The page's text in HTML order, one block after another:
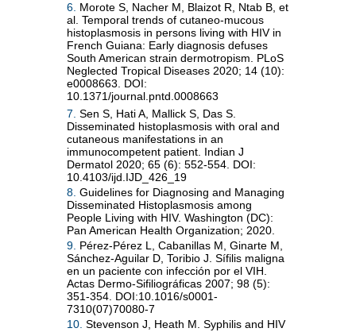
6. Morote S, Nacher M, Blaizot R, Ntab B, et
al. Temporal trends of cutaneo-mucous
histoplasmosis in persons living with HIV in
French Guiana: Early diagnosis defuses
South American strain dermotropism. PLoS
Neglected Tropical Diseases 2020; 14 (10):
e0008663. DOI:
10.1371/journal.pntd.0008663
7. Sen S, Hati A, Mallick S, Das S.
Disseminated histoplasmosis with oral and
cutaneous manifestations in an
immunocompetent patient. Indian J
Dermatol 2020; 65 (6): 552-554. DOI:
10.4103/ijd.IJD_426_19
8. Guidelines for Diagnosing and Managing
Disseminated Histoplasmosis among
People Living with HIV. Washington (DC):
Pan American Health Organization; 2020.
9. Pérez-Pérez L, Cabanillas M, Ginarte M,
Sánchez-Aguilar D, Toribio J. Sífilis maligna
en un paciente con infección por el VIH.
Actas Dermo-Sifiliográficas 2007; 98 (5):
351-354. DOI:10.1016/s0001-
7310(07)70080-7
10. Stevenson J, Heath M. Syphilis and HIV